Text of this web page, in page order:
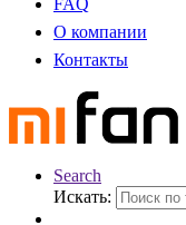
FAQ
О компании
Контакты
Search
Искать: